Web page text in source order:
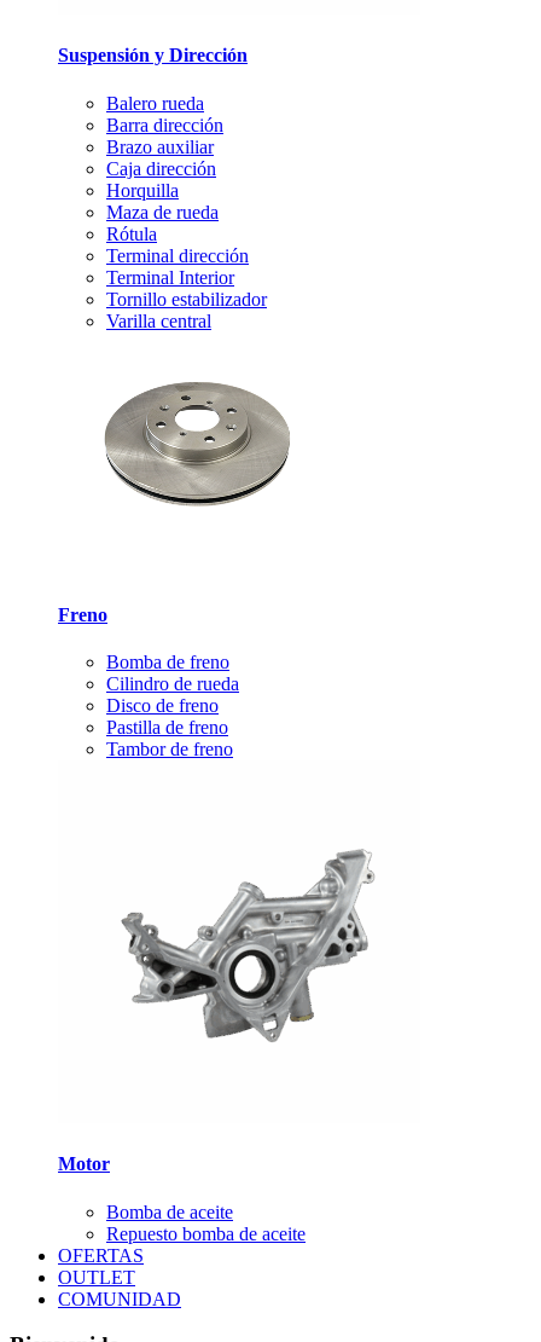
Suspensión y Dirección
Balero rueda
Barra dirección
Brazo auxiliar
Caja dirección
Horquilla
Maza de rueda
Rótula
Terminal dirección
Terminal Interior
Tornillo estabilizador
Varilla central
Freno
Bomba de freno
Cilindro de rueda
Disco de freno
Pastilla de freno
Tambor de freno
Motor
Bomba de aceite
Repuesto bomba de aceite
OFERTAS
OUTLET
COMUNIDAD